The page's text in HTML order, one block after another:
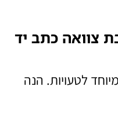
צוואה כתב יד
לטעויות. הנה